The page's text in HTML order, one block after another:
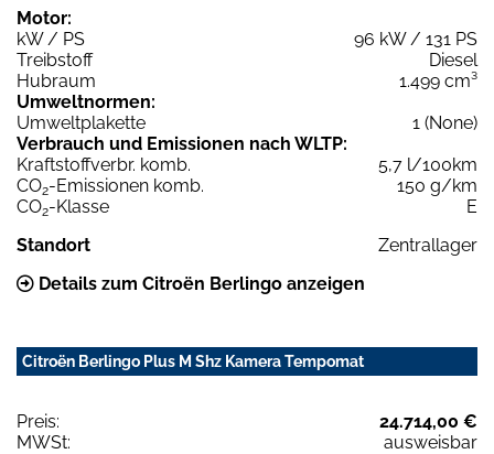
Motor:
kW / PS
96 kW / 131 PS
Treibstoff
Diesel
Hubraum
1.499 cm³
Umweltnormen:
Umweltplakette
1 (None)
Verbrauch und Emissionen nach WLTP:
Kraftstoffverbr. komb.
5,7 l/100km
CO2-Emissionen komb.
150 g/km
CO2-Klasse
E
Standort
Zentrallager
Details zum Citroën Berlingo anzeigen
Citroën Berlingo Plus M Shz Kamera Tempomat
Preis:
24.714,00 €
MWSt:
ausweisbar